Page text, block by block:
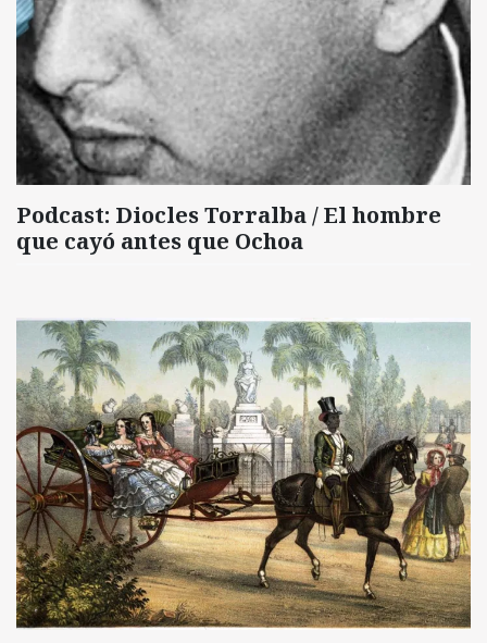
Podcast: Diocles Torralba / El hombre
que cayó antes que Ochoa